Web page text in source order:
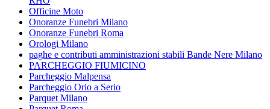
Officine Moto
Onoranze Funebri Milano
Onoranze Funebri Roma
Orologi Milano
paghe e contributi amministrazioni stabili Bande Nere Milano
PARCHEGGIO FIUMICINO
Parcheggio Malpensa
Parcheggio Orio a Serio
Parquet Milano